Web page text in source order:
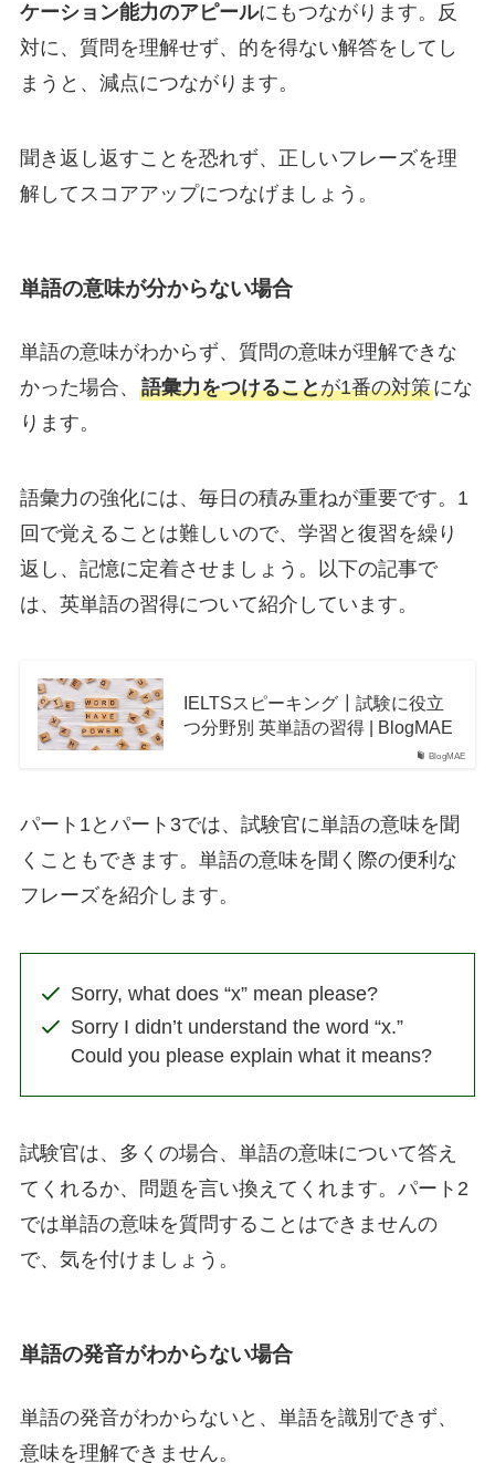
ケーション能力のアピールにもつながります。反
対に、質問を理解せず、的を得ない解答をしてし
まうと、減点につながります。
聞き返し返すことを恐れず、正しいフレーズを理
解してスコアアップにつなげましょう。
単語の意味が分からない場合
単語の意味がわからず、質問の意味が理解できな
かった場合、 語彙力をつけることが1番の対策にな
ります。
語彙力の強化には、毎日の積み重ねが重要です。1
回で覚えることは難しいので、学習と復習を繰り
返し、記憶に定着させましょう。以下の記事で
は、英単語の習得について紹介しています。
BlogMAE
IELTSスピーキング┃試験に役立
つ分野別 英単語の習得 | BlogMAE
パート1とパート3では、試験官に単語の意味を聞
くこともできます。単語の意味を聞く際の便利な
フレーズを紹介します。
Sorry, what does “x” mean please?
Sorry I didn’t understand the word “x.”
Could you please explain what it means?
試験官は、多くの場合、単語の意味について答え
てくれるか、問題を言い換えてくれます。パート2
では単語の意味を質問することはできませんの
で、気を付けましょう。
単語の発音がわからない場合
単語の発音がわからないと、単語を識別できず、
意味を理解できません。